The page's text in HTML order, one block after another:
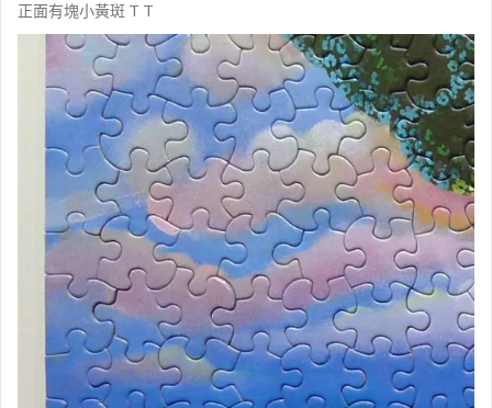
正面有塊小黃斑 T T